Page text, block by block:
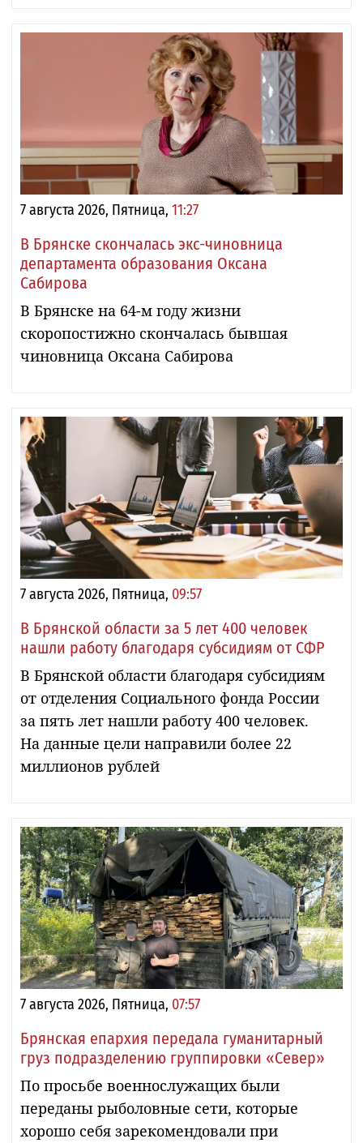
7 августа 2026, Пятница, 11:27
В Брянске скончалась экс-чиновница
департамента образования Оксана
Сабирова
В Брянске на 64-м году жизни
скоропостижно скончалась бывшая
чиновница Оксана Сабирова
7 августа 2026, Пятница, 09:57
В Брянской области за 5 лет 400 человек
нашли работу благодаря субсидиям от СФР
В Брянской области благодаря субсидиям
от отделения Социального фонда России
за пять лет нашли работу 400 человек.
На данные цели направили более 22
миллионов рублей
7 августа 2026, Пятница, 07:57
Брянская епархия передала гуманитарный
груз подразделению группировки «Север»
По просьбе военнослужащих были
переданы рыболовные сети, которые
хорошо себя зарекомендовали при